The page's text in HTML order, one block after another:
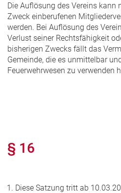
Die Auflösung des Vereins kann
Zweck einberufenen
werden. Bei Auflösung des
Verlust seiner Rechtsfähigkeit
bisherigen Zwecks fällt das
Gemeinde, die es unmittelbar
Feuerwehrwesen zu verwenden
§ 16
Diese Satzung tritt ab